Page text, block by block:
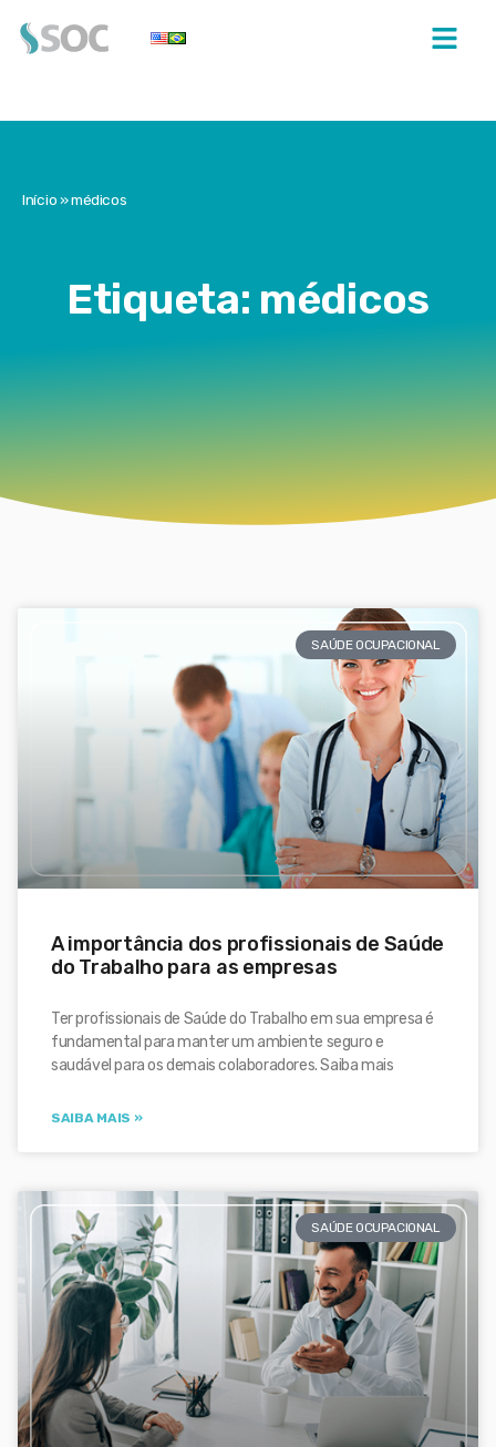
Início»médicos
Etiqueta: médicos
SAÚDE OCUPACIONAL
A importância dos profissionais de Saúde
do Trabalho para as empresas
Ter profissionais de Saúde do Trabalho em sua empresa é
fundamental para manter um ambiente seguro e
saudável para os demais colaboradores. Saiba mais
SAIBA MAIS »
SAÚDE OCUPACIONAL